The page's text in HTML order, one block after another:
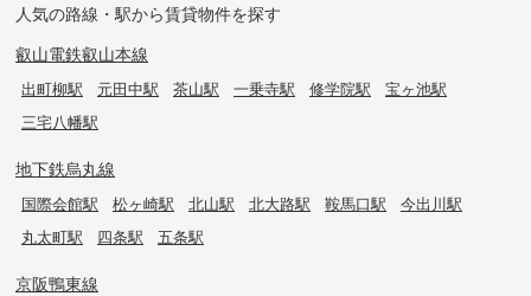
人気の路線・駅から賃貸物件を探す
叡山電鉄叡山本線
出町柳駅 元田中駅 茶山駅 一乗寺駅 修学院駅
宝ヶ池駅
三宅八幡駅
地下鉄烏丸線
国際会館駅 松ヶ崎駅 北山駅 北大路駅 鞍馬口駅
今出川駅
丸太町駅
四条駅 五条駅
京阪鴨東線